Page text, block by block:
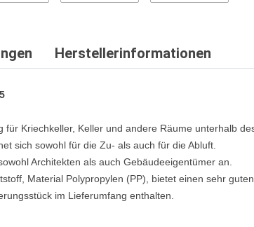
Herstellerinformationen
für Kriechkeller, Keller und andere Räume unterhalb
sich sowohl für die Zu- als auch für die Abluft.
Architekten als auch Gebäudeeigentümer an.
Material Polypropylen (PP), bietet einen sehr
im Lieferumfang enthalten.